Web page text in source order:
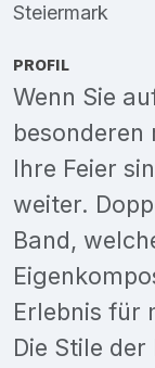
Steiermark
PROFIL
Wenn Sie
besonderen
Ihre Feier
weiter.
Band,
Erlebnis für
Die Stile